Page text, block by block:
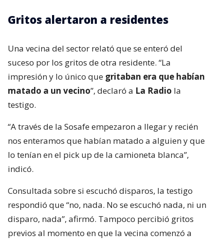
Gritos alertaron a residentes
Una vecina del sector relató que se enteró del
suceso por los gritos de otra residente. “La
impresión y lo único que gritaban era que habían
matado a un vecino”, declaró a La Radio la
testigo.
“A través de la Sosafe empezaron a llegar y recién
nos enteramos que habían matado a alguien y que
lo tenían en el pick up de la camioneta blanca”,
indicó.
Consultada sobre si escuchó disparos, la testigo
respondió que “no, nada. No se escuchó nada, ni un
disparo, nada”, afirmó. Tampoco percibió gritos
previos al momento en que la vecina comenzó a